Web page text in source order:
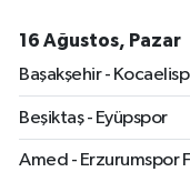
16 Ağustos, Pazar
Başakşehir -
Beşiktaş - Eyüpspor
Amed - Erzurumspor